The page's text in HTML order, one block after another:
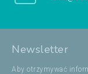
Newsletter
Aby otrzymywać